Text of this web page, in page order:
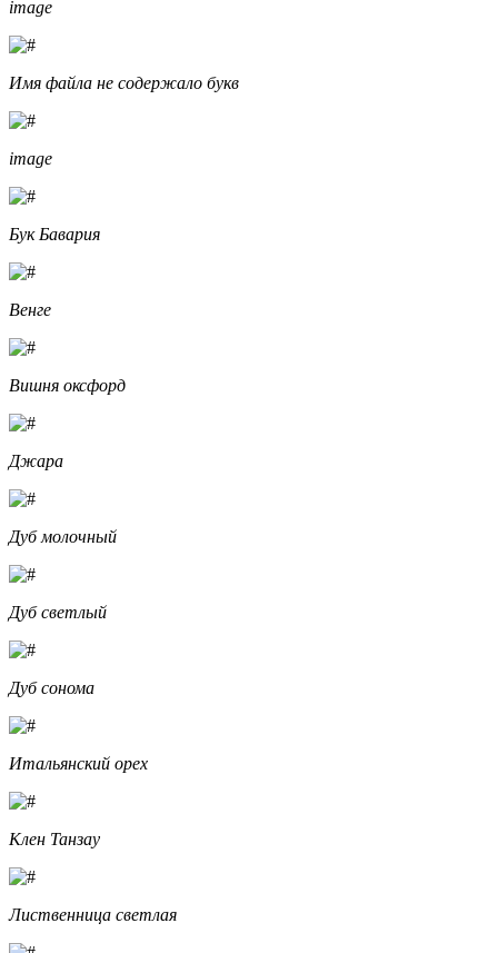
image
Имя файла не содержало букв
image
Бук Бавария
Венге
Вишня оксфорд
Джара
Дуб молочный
Дуб светлый
Дуб сонома
Итальянский орех
Клен Танзау
Лиственница светлая